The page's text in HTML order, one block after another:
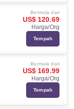
Bermula dari
US$ 120.69
Harga/Org
Tempah
Bermula dari
US$ 169.99
Harga/Org
Tempah